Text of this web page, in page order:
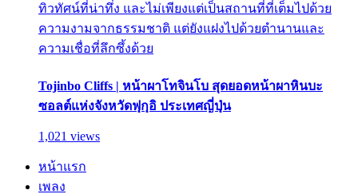
ทิวทัศน์ที่น่าทึ่ง และไม่เพียงแต่เป็นสถานที่ที่เต็มไปด้วย
ความงามจากธรรมชาติ แต่ยังแฝงไปด้วยตำนานและ
ความเชื่อที่ลึกซึ้งด้วย
Tojinbo Cliffs | หน้าผาโทจินโบ สุดยอดหน้าผาหินบะ
ซอลต์แห่งจังหวัดฟุกุอิ ประเทศญี่ปุ่น
1,021 views
หน้าแรก
เพลง